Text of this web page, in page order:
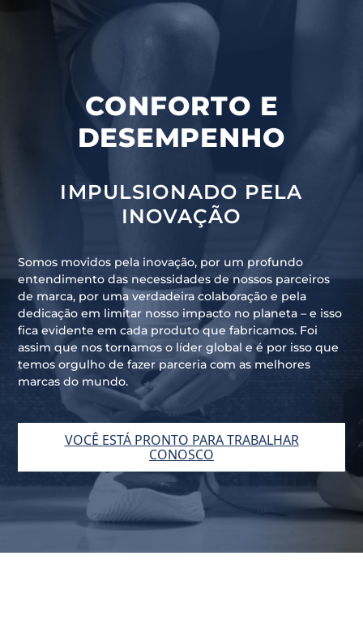
CONFORTO E
DESEMPENHO
IMPULSIONADO PELA
INOVAÇÃO
Somos movidos pela inovação, por um profundo
entendimento das necessidades de nossos parceiros
de marca, por uma verdadeira colaboração e pela
dedicação em limitar nosso impacto no planeta – e isso
fica evidente em cada produto que fabricamos. Foi
assim que nos tornamos o líder global e é por isso que
temos orgulho de fazer parceria com as melhores
marcas do mundo.
VOCÊ ESTÁ PRONTO PARA TRABALHAR
CONOSCO